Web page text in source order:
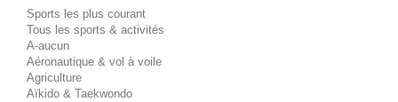
Sports les plus courant
Tous les sports & activités
A-aucun
Aéronautique & vol à voile
Agriculture
Aïkido & Taekwondo